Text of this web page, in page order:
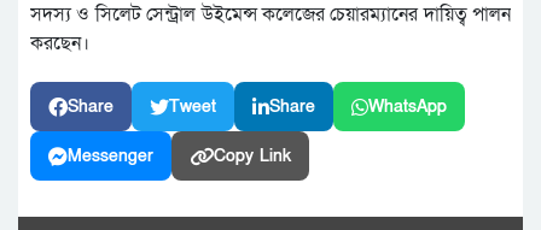
সদস্য ও সিলেট সেন্ট্রাল উইমেন্স কলেজের চেয়ারম্যানের দায়িত্ব পালন
করছেন।
Share Tweet Share WhatsApp
Messenger Copy Link